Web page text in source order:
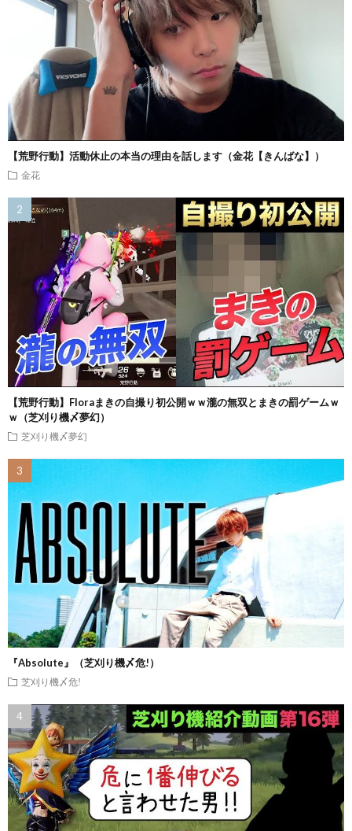
【荒野行動】活動休止の本当の理由を話します（金花【きんばな】）
金花
【荒野行動】Floraまきの自撮り初公開ｗｗ瀧の無双とまきの罰ゲームｗ
ｗ（芝刈り機〆夢幻）
芝刈り機〆夢幻
『Absolute』（芝刈り機〆危!）
芝刈り機〆危!